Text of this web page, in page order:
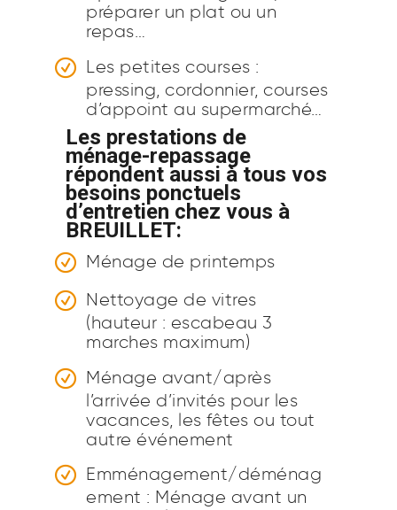
préparer un plat ou un
repas…
Les petites courses :
pressing, cordonnier, courses
d’appoint au supermarché…
Les prestations de
ménage-repassage
répondent aussi à tous vos
besoins ponctuels
d’entretien chez vous à
BREUILLET:
Ménage de printemps
Nettoyage de vitres
(hauteur : escabeau 3
marches maximum)
Ménage avant/après
l’arrivée d’invités pour les
vacances, les fêtes ou tout
autre événement
Emménagement/déménag
ement : Ménage avant un